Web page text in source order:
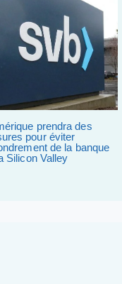
prendra des
pour éviter
de la banque
Silicon Valley